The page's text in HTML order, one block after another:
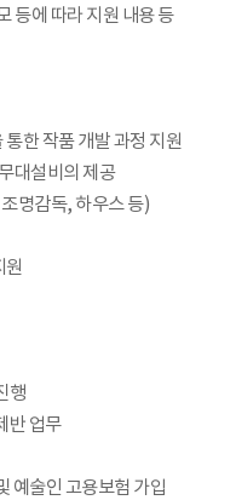
등에 따라 지원 내용 등
한 작품 개발 과정 지원
대설비의 제공
명감독, 하우스 등)
원
행
반 업무
예술인 고용보험 가입